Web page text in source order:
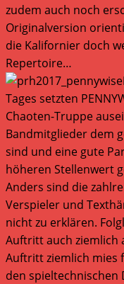
zudem auch noch
Originalversion
die Kalifornier doch
Repertoire…
Tages setzten
Chaoten-Truppe
Bandmitglieder dem
sind und eine gute
höheren Stellenwert
Anders sind die
Verspieler und
nicht zu erklären.
Auftritt auch ziemlich
Auftritt ziemlich mies
den spieltechnischen